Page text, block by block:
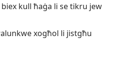
kull ħaġa li se tikru jew
xogħol li jistgħu